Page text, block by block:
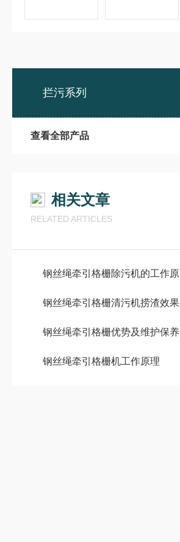
拦污系列
查看全部产品
相关文章
RELATED ARTICLES
钢丝绳牵引格栅除污机的工作原理其实挺直观的
钢丝绳牵引格栅清污机捞渣效果和回转式格栅清污机相比那个好
钢丝绳牵引格栅优势及维护保养方案
钢丝绳牵引格栅机工作原理